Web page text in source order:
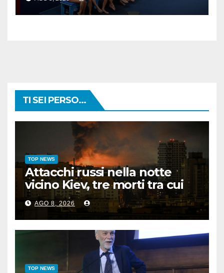
TI SEI PERSO...
TOP NEWS
Attacchi russi nella notte
vicino Kiev, tre morti tra cui
un bambino
AGO 8, 2026
TOP NEWS